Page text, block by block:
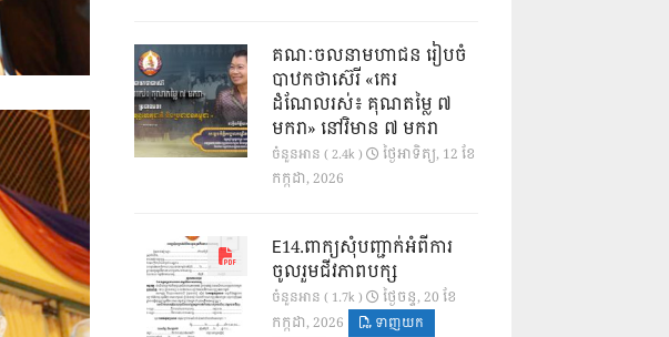
គណៈចលនាមហាជន រៀបចំ
បាឋកថាស៊េរី «កេរ
ដំណែលរស់៖ គុណតម្លៃ ៧
មករា» នៅវិមាន ៧ មករា
ចំនួនអាន ( 2.4k )
ថ្ងៃ​អាទិត្យ, 12 ខែ​
កក្កដា, 2026
E14.ពាក្យសុំបញ្ជាក់អំពីការ
ចូលរួមជីវភាពបក្ស
ចំនួនអាន ( 1.7k )
ថ្ងៃ​ចន្ទ, 20 ខែ​
កក្កដា, 2026
ទាញយក